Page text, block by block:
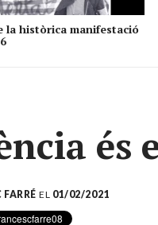
la històrica manifestació
és
FARRÉ EL 01/02/2021